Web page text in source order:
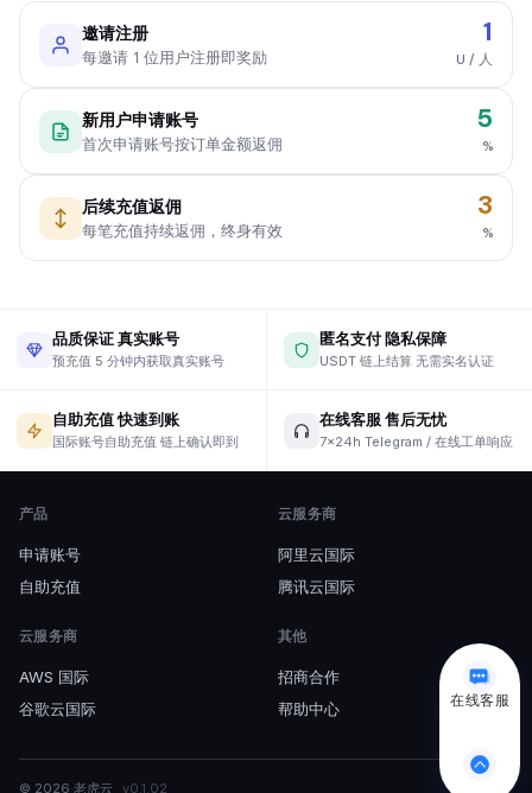
邀请注册
每邀请 1 位用户注册即奖励
1
U / 人
新用户申请账号
首次申请账号按订单金额返佣
5
%
后续充值返佣
每笔充值持续返佣，终身有效
3
%
品质保证 真实账号
预充值 5 分钟内获取真实账号
匿名支付 隐私保障
USDT 链上结算 无需实名认证
自助充值 快速到账
国际账号自助充值 链上确认即到
在线客服 售后无忧
7×24h Telegram / 在线工单响应
产品
申请账号
自助充值
云服务商
阿里云国际
腾讯云国际
云服务商
AWS 国际
谷歌云国际
其他
招商合作
帮助中心
© 2026 老虎云 v0.1.02
在线客服